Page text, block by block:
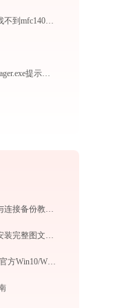
AutoCAD 主程序 打开acad.exe找不到mfc140u.dll怎么办
SecureAccess管理服务程序 manager.exe提示缺少qr.dll文件的解决办法
华为手机助手电脑版下载安装与连接备份教程：手机数据双向传输与系统修复指南
金山游侠安装教程：新手下载安装完整图文步骤
HP LaserJet 1020 Plus驱动下载(官方Win10/Win11)